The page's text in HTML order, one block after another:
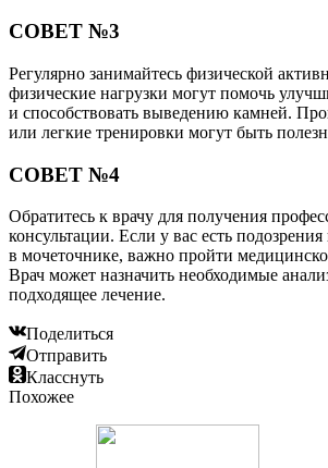
СОВЕТ №3
Регулярно занимайтесь физической
физические нагрузки могут помочь
и способствовать выведению камней.
или легкие тренировки могут быть
СОВЕТ №4
Обратитесь к врачу для получения
консультации. Если у вас есть
в мочеточнике, важно пройти
Врач может назначить необходимые
подходящее лечение.
Поделиться
Отправить
Класснуть
Похожее